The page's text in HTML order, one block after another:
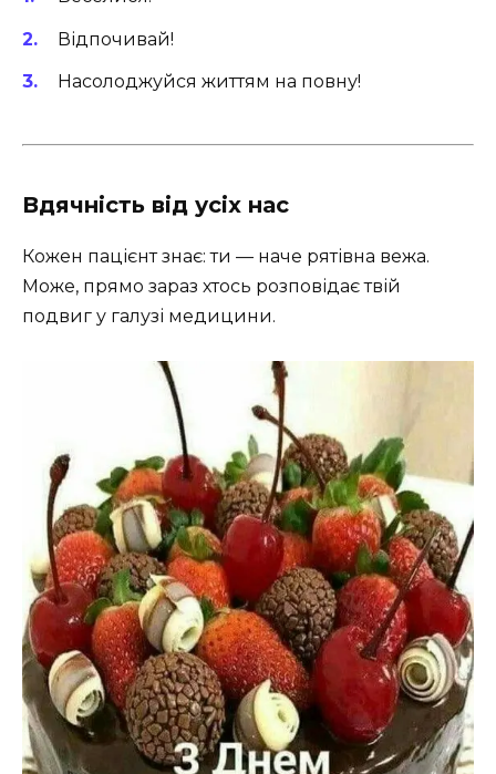
Відпочивай!
Насолоджуйся життям на повну!
Вдячність від усіх нас
Кожен пацієнт знає: ти — наче рятівна вежа.
Може, прямо зараз хтось розповідає твій
подвиг у галузі медицини.